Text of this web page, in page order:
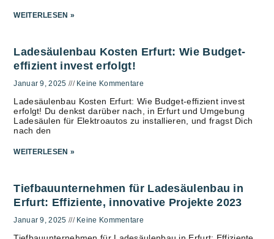
WEITERLESEN »
Ladesäulenbau Kosten Erfurt: Wie Budget-
effizient invest erfolgt!
Januar 9, 2025 Keine Kommentare
Ladesäulenbau Kosten Erfurt: Wie Budget-effizient invest
erfolgt! Du denkst darüber nach, in Erfurt und Umgebung
Ladesäulen für Elektroautos zu installieren, und fragst Dich
nach den
WEITERLESEN »
Tiefbauunternehmen für Ladesäulenbau in
Erfurt: Effiziente, innovative Projekte 2023
Januar 9, 2025 Keine Kommentare